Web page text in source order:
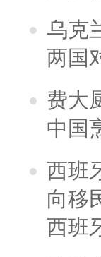
乌克
两国
费大
中国
西班
向移
西班